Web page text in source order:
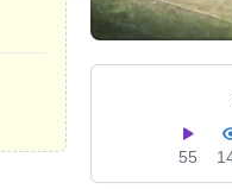
55